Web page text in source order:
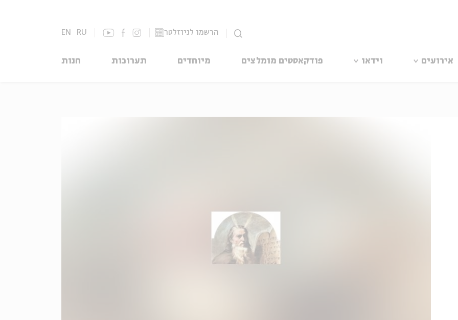
הרשמו לניוזלטר EN RU
אירועים וידאו פודקאסטים מומלצים מיוחדים תערוכות חנות